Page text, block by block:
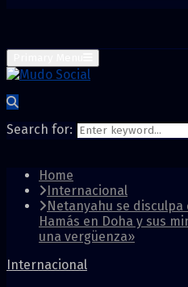
Search for:
Home
Internacional
Netanyahu se
Hamás en Doha y sus
una vergüenza»
Internacional